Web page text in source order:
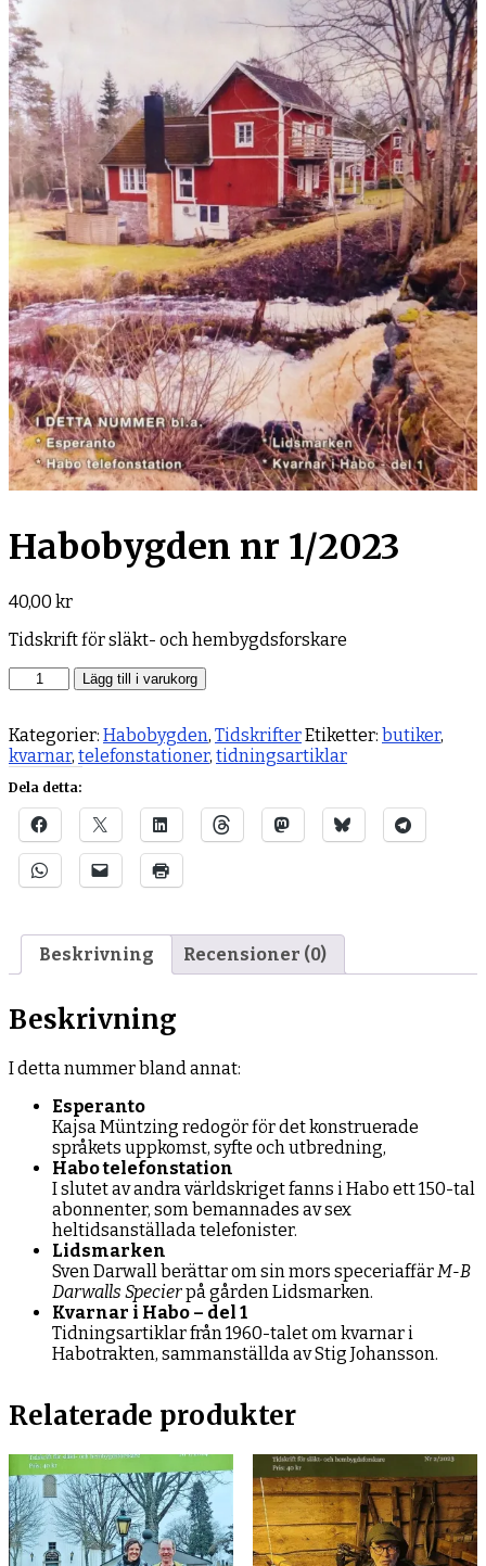
Habobygden nr 1/2023
40,00 kr
Tidskrift för släkt- och hembygdsforskare
Habobygden
nr
mängd
Lägg till i varukorg
Kategorier: Habobygden, TidskrifterEtiketter: butiker,
kvarnar, telefonstationer, tidningsartiklar
Dela detta:
Beskrivning Recensioner (0)
Beskrivning
I detta nummer bland annat:
Esperanto
Kajsa Müntzing redogör för det konstruerade
språkets uppkomst, syfte och utbredning,
Habo telefonstation
I slutet av andra världskriget fanns i Habo ett 150-tal
abonnenter, som bemannades av sex
heltidsanställada telefonister.
Lidsmarken
Sven Darwall berättar om sin mors speceriaffärM-B
Darwalls Specierpå gården Lidsmarken.
Kvarnar i Habo – del 1
Tidningsartiklar från 1960-talet om kvarnar i
Habotrakten, sammanställda av Stig Johansson.
Relaterade produkter